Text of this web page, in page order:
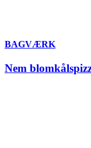
BAGVÆRK
Nem